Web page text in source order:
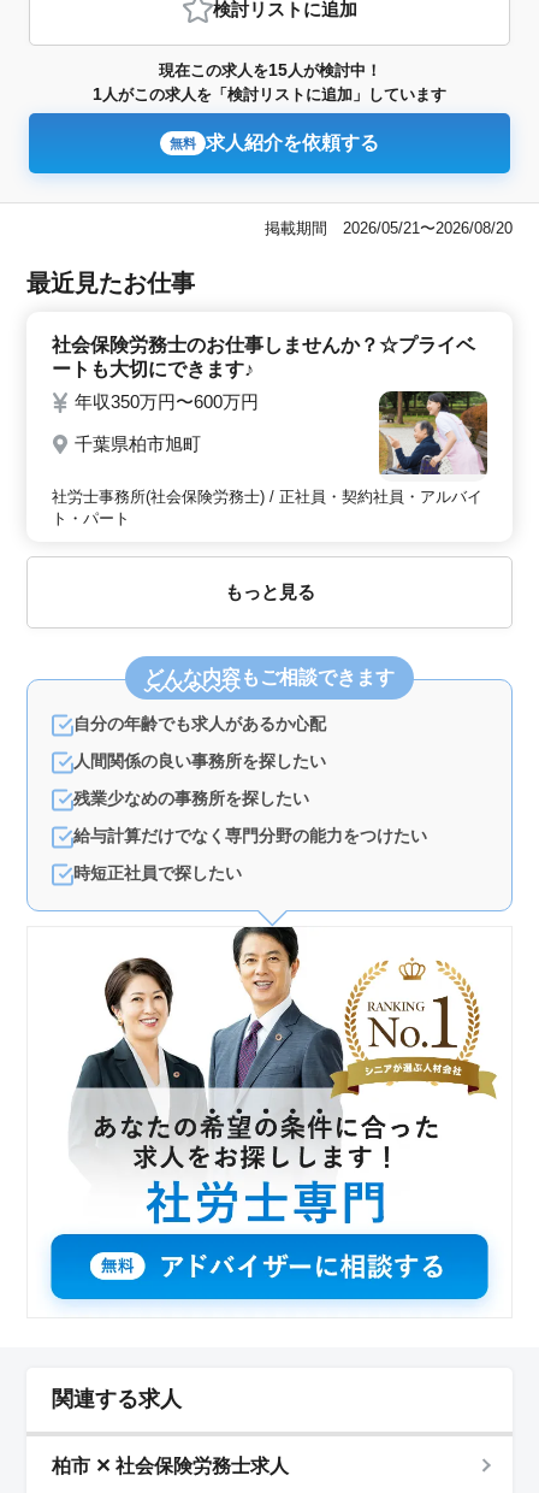
検討リスト に追加
現在この求人を15人が検討中！
1人がこの求人を「検討リストに追加」しています
無料 求人紹介を依頼する
掲載期間 2026/05/21〜2026/08/20
最近見たお仕事
社会保険労務士のお仕事しませんか？☆プライベ
ートも大切にできます♪
年収350万円〜600万円
千葉県柏市旭町
社労士事務所(社会保険労務士) / 正社員・契約社員・アルバイ
ト・パート
もっと見る
どんな内容もご相談できます
自分の年齢でも求人があるか心配
人間関係の良い事務所を探したい
残業少なめの事務所を探したい
給与計算だけでなく専門分野の能力をつけたい
時短正社員で探したい
関連する求人
柏市 ✕ 社会保険労務士求人